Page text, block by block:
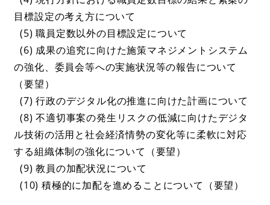
目標設定の考え方について
(5) 職員定数以外の目標設定について
(6) 成果の追究に向けた施策マネジメントシステム
の強化、委員会等への実施状況等の報告について
（要望）
(7) 行政のデジタル化の推進に向けた計画について
(8) 不適切事案の発生リスクの低減に向けたデジタ
ル技術の活用と社会経済情勢の変化等に柔軟に対応
する組織体制の強化について（要望）
(9) 教員の加配状況について
(10) 積極的に加配を進めることについて（要望）